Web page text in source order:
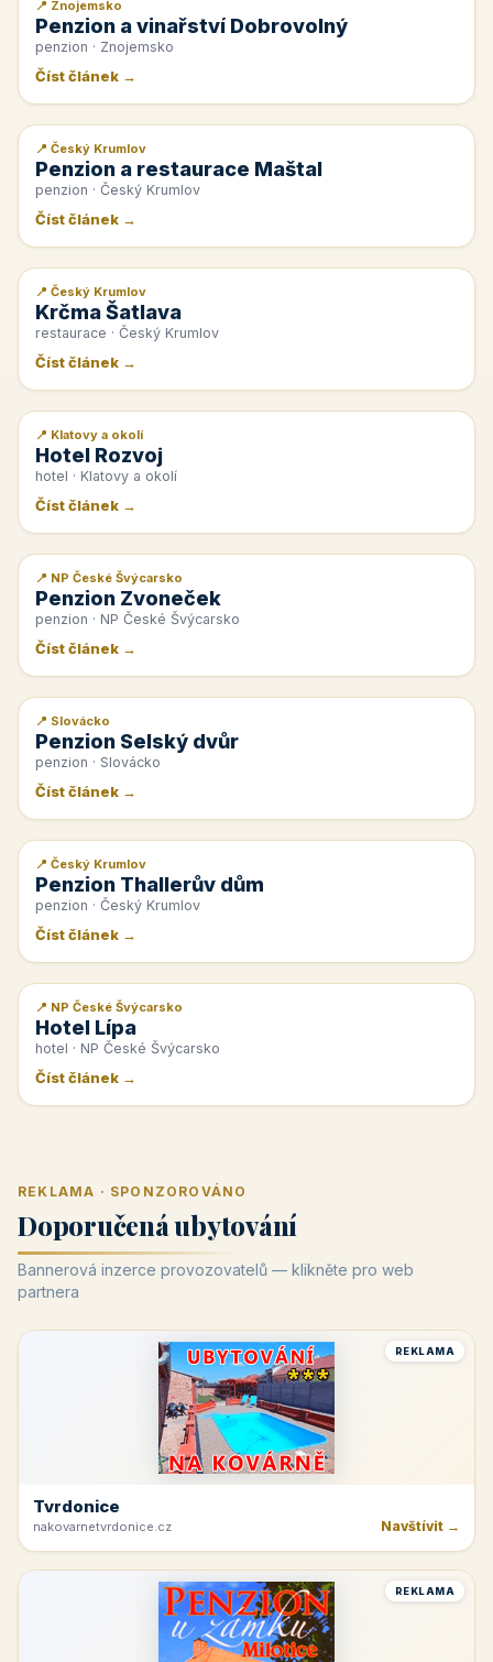
📰 PR článek
📍 Znojemsko
Penzion a vinařství Dobrovolný
penzion · Znojemsko
Číst článek →
📰 PR článek
📍 Český Krumlov
Penzion a restaurace Maštal
penzion · Český Krumlov
Číst článek →
📰 PR článek
📍 Český Krumlov
Krčma Šatlava
restaurace · Český Krumlov
Číst článek →
📰 PR článek
📍 Klatovy a okolí
Hotel Rozvoj
hotel · Klatovy a okolí
Číst článek →
📰 PR článek
📍 NP České Švýcarsko
Penzion Zvoneček
penzion · NP České Švýcarsko
Číst článek →
📰 PR článek
📍 Slovácko
Penzion Selský dvůr
penzion · Slovácko
Číst článek →
📰 PR článek
📍 Český Krumlov
Penzion Thallerův dům
penzion · Český Krumlov
Číst článek →
📰 PR článek
📍 NP České Švýcarsko
Hotel Lípa
hotel · NP České Švýcarsko
Číst článek →
REKLAMA · SPONZOROVÁNO
Doporučená ubytování
Bannerová inzerce provozovatelů — klikněte pro web
partnera
REKLAMA
Tvrdonice
nakovarnetvrdonice.cz Navštívit →
REKLAMA